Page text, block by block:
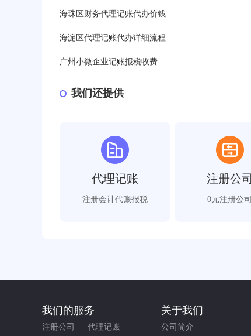
海珠区财务代理记账代办价钱
海淀区代理记账代办详细流程
广州小微企业记账报税收费
我们还提供
代理记账
注册会计代账报税
注册公司
0元注册公司
我们的服务
注册公司 代理记账
关于我们
公司简介